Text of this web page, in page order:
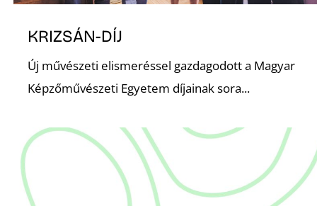
KRIZSÁN-DÍJ
Új művészeti elismeréssel gazdagodott a Magyar
Képzőművészeti Egyetem díjainak sora...